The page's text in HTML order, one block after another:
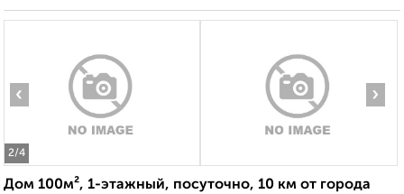
2/4
‹ ›
Дом 100м², 1-этажный, посуточно, 10 км от города